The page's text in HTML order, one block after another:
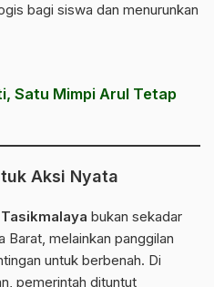
bagi siswa dan menurunkan
Satu Mimpi Arul Tetap
Aksi Nyata
bukan sekadar
melainkan panggilan
untuk berbenah. Di
pemerintah dituntut